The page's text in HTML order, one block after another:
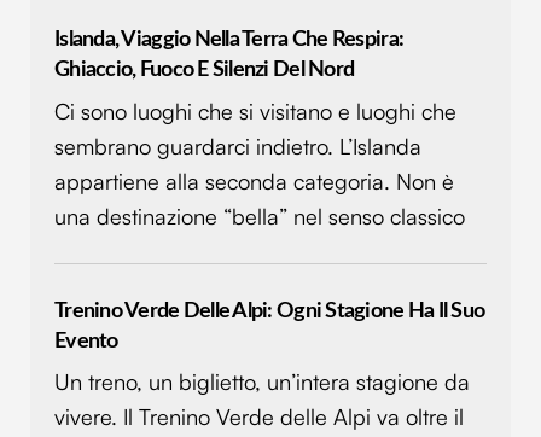
Islanda, Viaggio Nella Terra Che Respira:
Ghiaccio, Fuoco E Silenzi Del Nord
Ci sono luoghi che si visitano e luoghi che
sembrano guardarci indietro. L’Islanda
appartiene alla seconda categoria. Non è
una destinazione “bella” nel senso classico
Trenino Verde Delle Alpi: Ogni Stagione Ha Il Suo
Evento
Un treno, un biglietto, un’intera stagione da
vivere. Il Trenino Verde delle Alpi va oltre il